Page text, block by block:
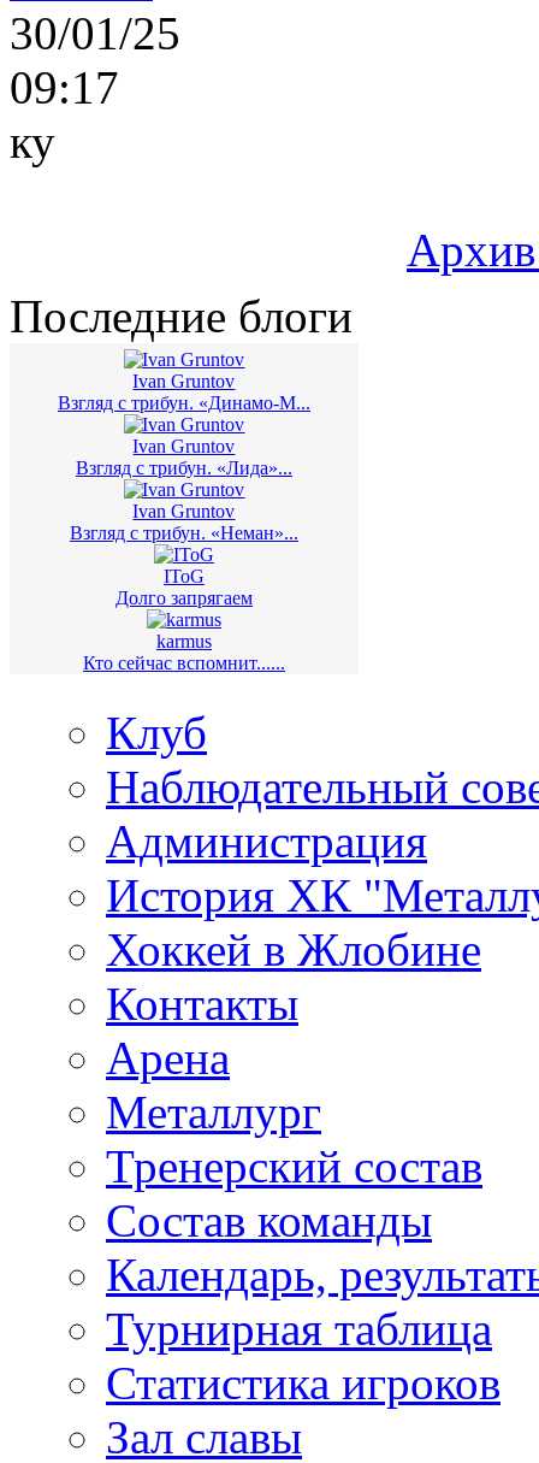
30/01/25
09:17
ку
Последние блоги
Ivan Gruntov
Взгляд с трибун. «Динамо-М...
Ivan Gruntov
Взгляд с трибун. «Лида»...
Ivan Gruntov
Взгляд с трибун. «Неман»...
IToG
Долго запрягаем
karmus
Кто сейчас вспомнит......
Клуб
Наблюдательный
Администрация
История ХК
Хоккей в Жлобине
Контакты
Арена
Металлург
Тренерский состав
Состав команды
Календарь,
Турнирная таблица
Статистика игроков
Зал славы